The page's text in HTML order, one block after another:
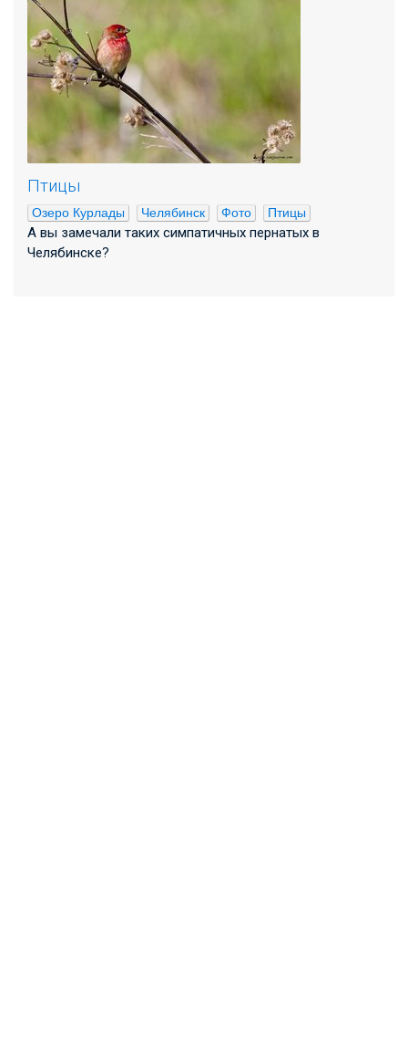
Птицы
Озеро Курлады Челябинск Фото Птицы
А вы замечали таких симпатичных пернатых в
Челябинске?